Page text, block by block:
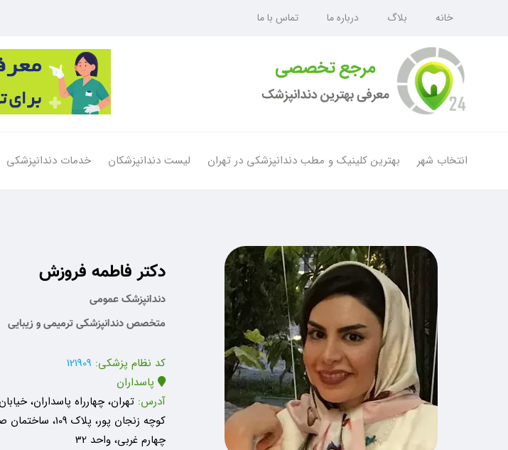
خانه بلاگ درباره ما تماس با ما
انتخاب شهر بهترین کلینیک و مطب دندانپزشکی در تهران لیست دندانپزشکان خدمات دندانپزشکی
دکتر فاطمه فروزش
دندانپزشک عمومی
متخصص دندانپزشکی ترمیمی و زیبایی
کد نظام پزشکی: 121909
پاسداران
آدرس: تهران، چهارراه پاسداران،
کوچه زنجان پور، پلاک
چهارم غربی، واحد 32